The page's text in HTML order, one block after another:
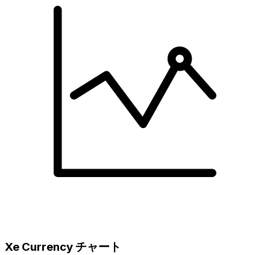
Xe Currency チャート